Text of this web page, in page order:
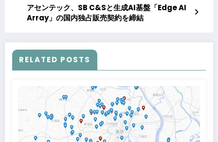
アセンテック、SB C&Sと生成AI基盤「Edge AI
Array」の国内独占販売契約を締結
RELATED POSTS